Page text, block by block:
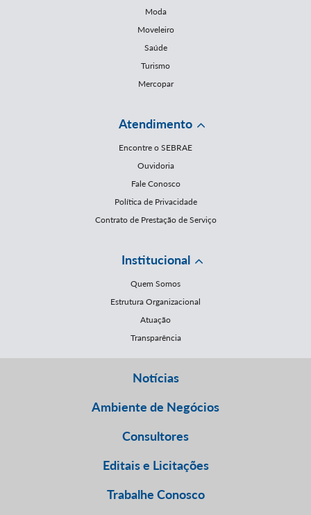
Moda
Moveleiro
Saúde
Turismo
Mercopar
Atendimento
Encontre o SEBRAE
Ouvidoria
Fale Conosco
Política de Privacidade
Contrato de Prestação de Serviço
Institucional
Quem Somos
Estrutura Organizacional
Atuação
Transparência
Notícias
Ambiente de Negócios
Consultores
Editais e Licitações
Trabalhe Conosco